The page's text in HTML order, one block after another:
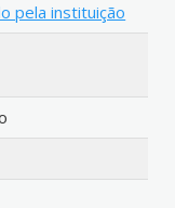
pela instituição